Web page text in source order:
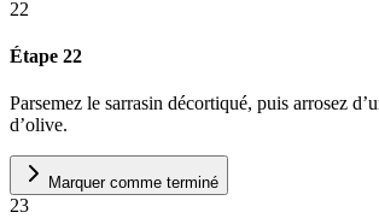
22
Étape 22
Parsemez le sarrasin décortiqué, puis arrosez
d’olive.
Marquer comme terminé
23